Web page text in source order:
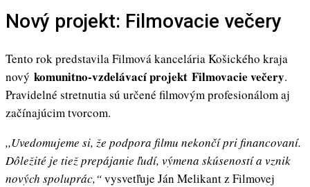
Nový projekt: Filmovacie večery
Tento rok predstavila Filmová kancelária Košického kraja
nový komunitno-vzdelávací projekt Filmovacie večery.
Pravidelné stretnutia sú určené filmovým profesionálom aj
začínajúcim tvorcom.
,,Uvedomujeme si, že podpora filmu nekončí pri financovaní.
Dôležité je tiež prepájanie ľudí, výmena skúseností a vznik
nových spoluprác,“vysvetľuje Ján Melikant z Filmovej